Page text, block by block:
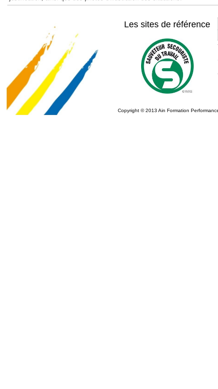
Les sites de référence
Copyright © 2013 Ain Formation